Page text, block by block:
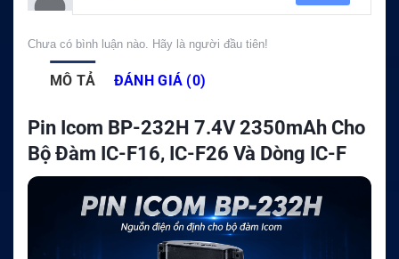
Chưa có bình luận nào. Hãy là người đầu tiên!
MÔ TẢ ĐÁNH GIÁ (0)
Pin Icom BP-232H 7.4V 2350mAh Cho
Bộ Đàm IC-F16, IC-F26 Và Dòng IC-F